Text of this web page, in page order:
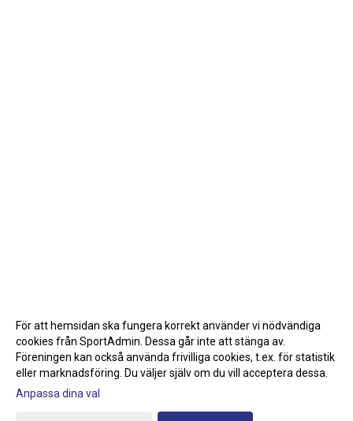
Gå till Webbversion
För att hemsidan ska fungera korrekt använder vi nödvändiga
cookies från SportAdmin. Dessa går inte att stänga av.
Föreningen kan också använda frivilliga cookies, t.ex. för statistik
eller marknadsföring. Du väljer själv om du vill acceptera dessa.
Anpassa dina val